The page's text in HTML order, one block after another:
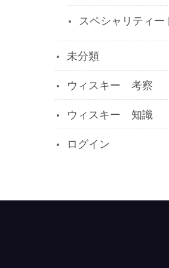
スペシャリティー
未分類
ウィスキー 考察
ウィスキー 知識
ログイン